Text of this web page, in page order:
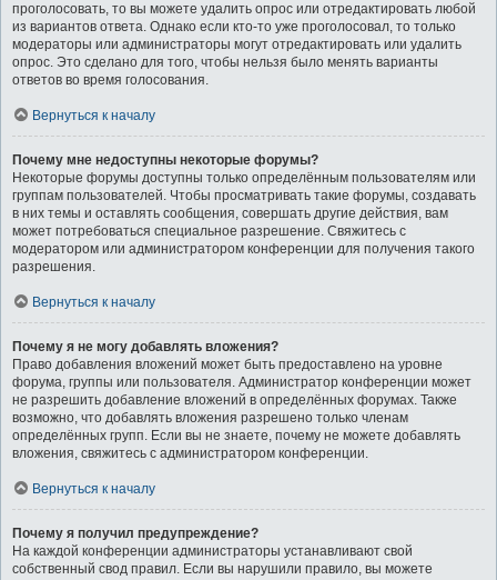
проголосовать, то вы можете удалить опрос или отредактировать любой
из вариантов ответа. Однако если кто-то уже проголосовал, то только
модераторы или администраторы могут отредактировать или удалить
опрос. Это сделано для того, чтобы нельзя было менять варианты
ответов во время голосования.
Вернуться к началу
Почему мне недоступны некоторые форумы?
Некоторые форумы доступны только определённым пользователям или
группам пользователей. Чтобы просматривать такие форумы, создавать
в них темы и оставлять сообщения, совершать другие действия, вам
может потребоваться специальное разрешение. Свяжитесь с
модератором или администратором конференции для получения такого
разрешения.
Вернуться к началу
Почему я не могу добавлять вложения?
Право добавления вложений может быть предоставлено на уровне
форума, группы или пользователя. Администратор конференции может
не разрешить добавление вложений в определённых форумах. Также
возможно, что добавлять вложения разрешено только членам
определённых групп. Если вы не знаете, почему не можете добавлять
вложения, свяжитесь с администратором конференции.
Вернуться к началу
Почему я получил предупреждение?
На каждой конференции администраторы устанавливают свой
собственный свод правил. Если вы нарушили правило, вы можете